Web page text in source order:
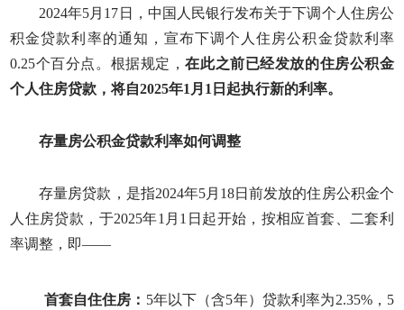
2024年5月17日，中国人民银行发布关于下调个人住房公
积金贷款利率的通知，宣布下调个人住房公积金贷款利率
0.25个百分点。根据规定，在此之前已经发放的住房公积金
个人住房贷款，将自2025年1月1日起执行新的利率。
存量房公积金贷款利率如何调整
存量房贷款，是指2024年5月18日前发放的住房公积金个
人住房贷款，于2025年1月1日起开始，按相应首套、二套利
率调整，即——
首套自住住房： 5年以下（含5年）贷款利率为2.35%，5